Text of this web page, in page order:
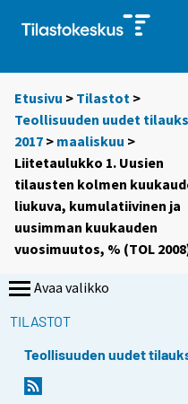
Etusivu > Tilastot >
Teollisuuden uudet
2017 > maaliskuu >
Liitetaulukko 1. Uusien
tilausten kolmen
liukuva, kumulatiivinen ja
uusimman kuukauden
vuosimuutos, % (TOL
Avaa valikko
TILASTOT
Teollisuuden uudet